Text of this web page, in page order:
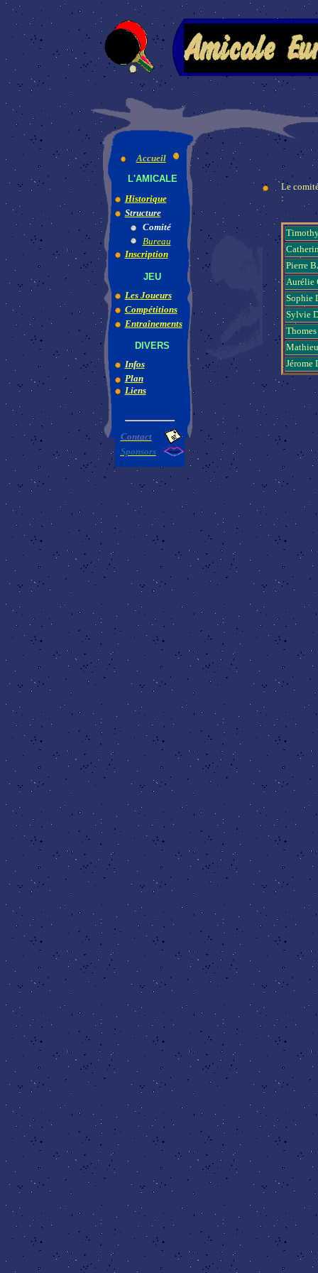
Accueil
L'AMICALE
Historique
Structure
Comité
Bureau
Inscription
JEU
Les Joueurs
Compétitions
Entraînements
DIVERS
Infos
Plan
Liens
Contact
Sponsors
Le
:
Pierre
Aurélie
Sophie
Sylvie
Jérome